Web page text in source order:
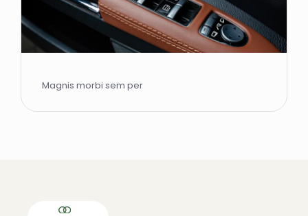
Magnis morbi sem per